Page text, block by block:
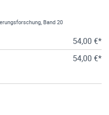
Band 20
54,00 €*
54,00 €*